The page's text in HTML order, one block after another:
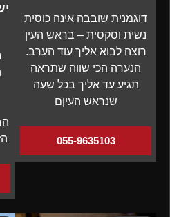
דוגמנית שובבה אינה כוסית
נשית וסקסית – בראש העין
רוצה לבוא אליך עוד הערב.
הנערה הכי שווה שתראה
תגיע עד אליך בכל שעה
שנראש העיןם
055-9635103